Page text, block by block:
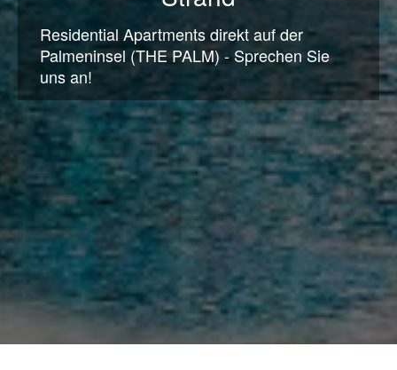
Residential Apartments direkt auf der
Palmeninsel (THE PALM) - Sprechen Sie
uns an!